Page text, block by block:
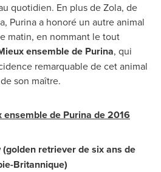
quotidien. En plus de Zola, de
Purina a honoré un autre animal
matin, en nommant le tout
ensemble de Purina, qui
remarquable de cet animal
son maître.
ensemble de Purina de2016
retriever de six ans de
Britannique)